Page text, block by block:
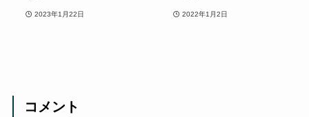
2023年1月22日 2022年1月2日
コメント